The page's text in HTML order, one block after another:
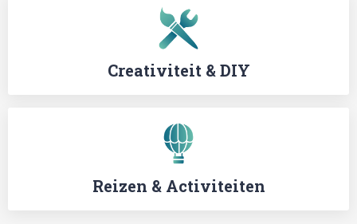
Creativiteit & DIY
Reizen & Activiteiten